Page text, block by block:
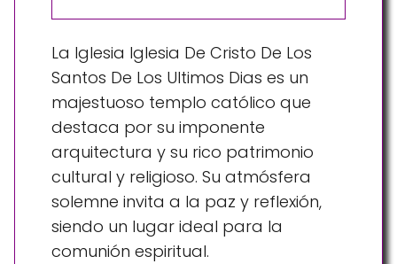
La Iglesia Iglesia De Cristo De Los
Santos De Los Ultimos Dias es un
majestuoso templo católico que
destaca por su imponente
arquitectura y su rico patrimonio
cultural y religioso. Su atmósfera
solemne invita a la paz y reflexión,
siendo un lugar ideal para la
comunión espiritual.